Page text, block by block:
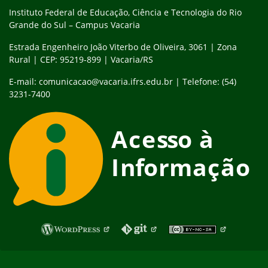
Instituto Federal de Educação, Ciência e Tecnologia do Rio
Grande do Sul – Campus Vacaria
Estrada Engenheiro João Viterbo de Oliveira, 3061 | Zona
Rural | CEP: 95219-899 | Vacaria/RS
E-mail: comunicacao@vacaria.ifrs.edu.br | Telefone: (54)
3231-7400